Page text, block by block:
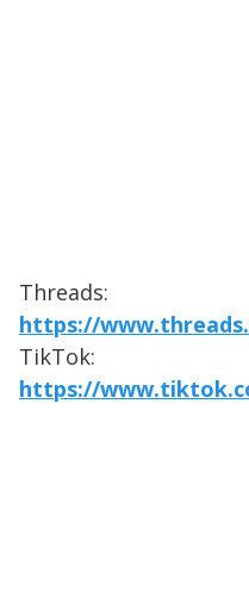
Threads:
https://
TikTok:
https://